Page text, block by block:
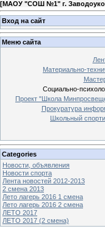
[МАОУ "СОШ №1" г.
Вход на сайт
Меню сайта
Материально-
Социально-
Проект "Школа
Прокуратура
Школьный
Categories
Новости, объявления
Новости спорта
Лента новостей 2012-2013
2 смена 2013
Лето лагерь 2016 1 смена
Лето лагерь 2016 2 смена
ЛЕТО 2017
ЛЕТО 2017 (2 смена)